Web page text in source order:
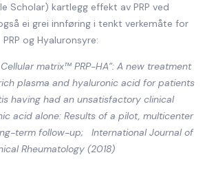
Scholar) kartlegg effekt av PRP ved
ei grei innføring i tenkt verkemåte for
PRP og Hyaluronsyre:
matrix™ PRP-HA”: A new treatment
plasma and hyaluronic acid for patients
having had an unsatisfactory clinical
acid alone: Results of a pilot, multicenter
term follow-up;
International Journal of
Rheumatology (2018)